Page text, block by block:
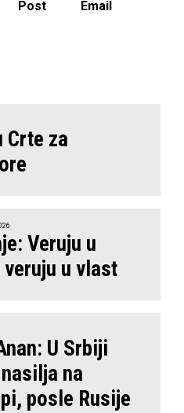
Post Email
Crte za
Veruju u
u vlast
U Srbiji
na
posle Rusije